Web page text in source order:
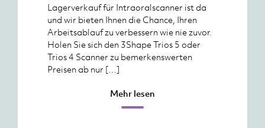
Lagerverkauf für Intraoralscanner ist da
und wir bieten Ihnen die Chance, Ihren
Arbeitsablauf zu verbessern wie nie zuvor.
Holen Sie sich den 3Shape Trios 5 oder
Trios 4 Scanner zu bemerkenswerten
Preisen ab nur […]
Mehr lesen